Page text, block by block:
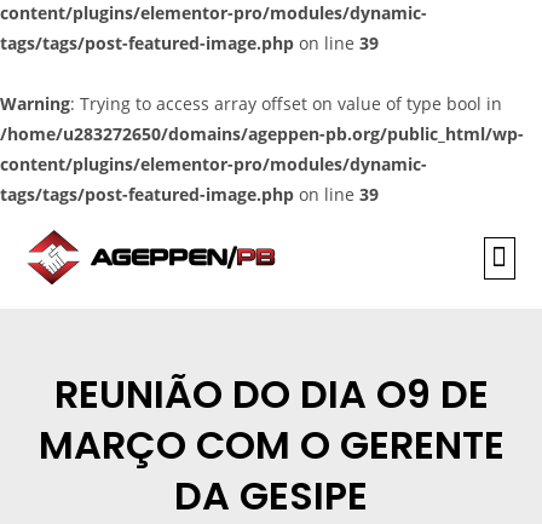
content/plugins/elementor-pro/modules/dynamic-
tags/tags/post-featured-image.php on line 39
Warning: Trying to access array offset on value of type bool in
/home/u283272650/domains/ageppen-pb.org/public_html/wp-
content/plugins/elementor-pro/modules/dynamic-
tags/tags/post-featured-image.php on line 39
REUNIÃO DO DIA O9 DE
MARÇO COM O GERENTE
DA GESIPE